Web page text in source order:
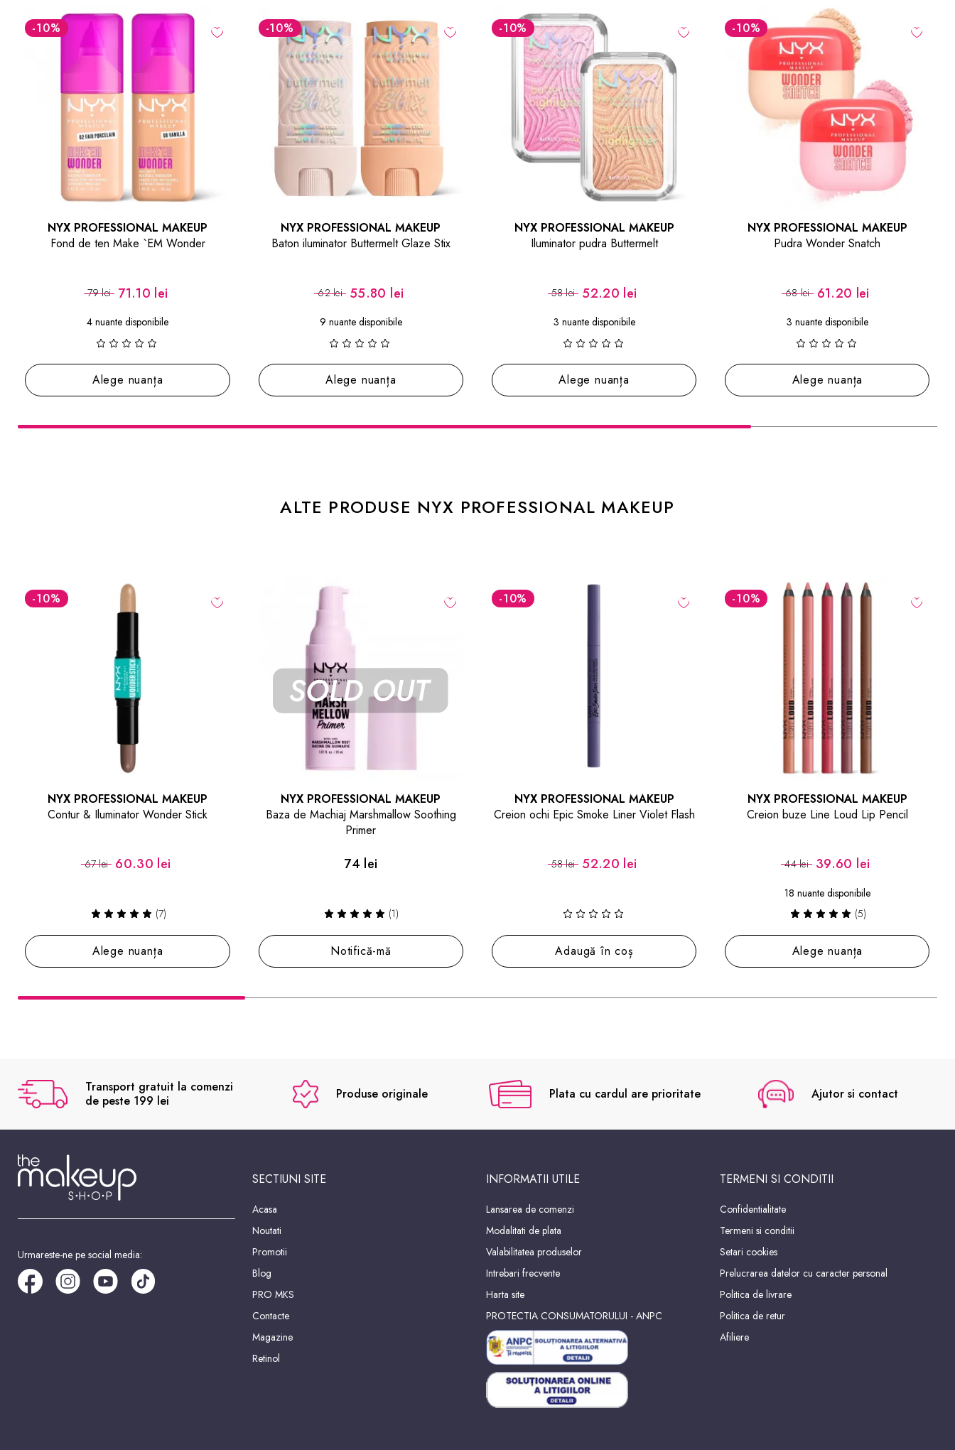
-10%
NYX PROFESSIONAL MAKEUP
Baton iluminator Buttermelt Glaze Stix
62 lei 55.80 lei
9 nuante disponibile
Alege nuanța
-10%
NYX PROFESSIONAL MAKEUP
Iluminator pudra Buttermelt
58 lei 52.20 lei
3 nuante disponibile
Alege nuanța
-10%
NYX PROFESSIONAL MAKEUP
Pudra Wonder Snatch
68 lei 61.20 lei
3 nuante disponibile
Alege nuanța
-30%
MILANI
Spray de Fixare Machiaj Hidratant fără
89 lei 62.30 lei
Adaugă în coș
ALTE PRODUSE NYX PROFESSIONAL MAKEUP
NYX PROFESSIONAL MAKEUP
Baza de Machiaj Marshmallow Soothing
74 lei
(1)
Notifică-mă
NYX PROFESSIONAL MAKEUP
Creion ochi Epic Smoke Liner Violet Flash
58 lei 52.20 lei
Adaugă în coș
-10%
NYX PROFESSIONAL MAKEUP
Creion buze Line Loud Lip Pencil
44 lei 39.60 lei
Alege nuanța
-48.01 LEI
NYX PROFESSIONAL MAKEUP
Paleta Iluminatoare Duo Chromatic
138 lei 89.99 lei
Adaugă în coș
Transport gratuit la comenzi
de peste 199 lei
Produse originale Plata cu cardul are prioritate Ajutor si contact
Urmareste-ne pe social media:
SECTIUNI SITE
Acasa
Noutati
Promotii
Blog
PRO MKS
Contacte
Magazine
Retinol
INFORMATII UTILE
Lansarea de comenzi
Modalitati de plata
Valabilitatea produselor
Intrebari frecvente
Harta site
PROTECTIA CONSUMATORULUI - ANPC
TERMENI SI CONDITII
Confidentialitate
Termeni si conditii
Setari cookies
Prelucrarea datelor cu caracter personal
Politica de livrare
Politica de retur
Afiliere